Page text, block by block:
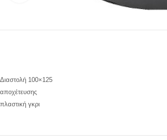
Διαστολή 100×125
αποχέτευσης
πλαστική γκρι